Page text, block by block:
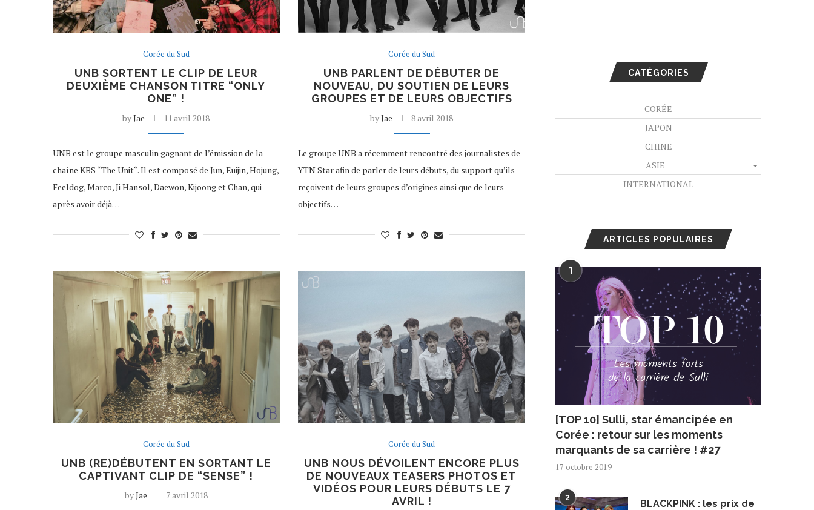
Corée du Sud
UNB SORTENT LE CLIP DE LEUR
DEUXIÈME CHANSON TITRE “ONLY
ONE” !
byJae 11 avril 2018
UNB est le groupe masculin gagnant de l’émission de la
chaîne KBS “The Unit“. Il est composé de Jun, Euijin, Hojung,
Feeldog, Marco, Ji Hansol, Daewon, Kijoong et Chan, qui
après avoir déjà…
Corée du Sud
UNB PARLENT DE DÉBUTER DE
NOUVEAU, DU SOUTIEN DE LEURS
GROUPES ET DE LEURS OBJECTIFS
byJae 8 avril 2018
Le groupe UNB a récemment rencontré des journalistes de
YTN Star afin de parler de leurs débuts, du support qu’ils
reçoivent de leurs groupes d’origines ainsi que de leurs
objectifs…
Corée du Sud
UNB (RE)DÉBUTENT EN SORTANT LE
CAPTIVANT CLIP DE “SENSE” !
byJae 7 avril 2018
Corée du Sud
UNB NOUS DÉVOILENT ENCORE PLUS
DE NOUVEAUX TEASERS PHOTOS ET
VIDÉOS POUR LEURS DÉBUTS LE 7
AVRIL !
CATÉGORIES
CORÉE
JAPON
CHINE
ASIE
INTERNATIONAL
ARTICLES POPULAIRES
1
[TOP 10] Sulli, star émancipée en
Corée : retour sur les moments
marquants de sa carrière ! #27
17 octobre 2019
2
BLACKPINK : les prix de